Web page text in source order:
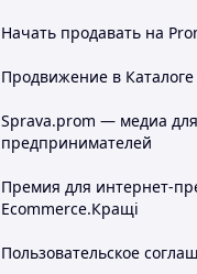
Начать продавать на
Продвижение в Каталоге
Sprava.prom — медиа для
предпринимателей
Премия для интернет-
Ecommerce.Кращі
Пользовательское